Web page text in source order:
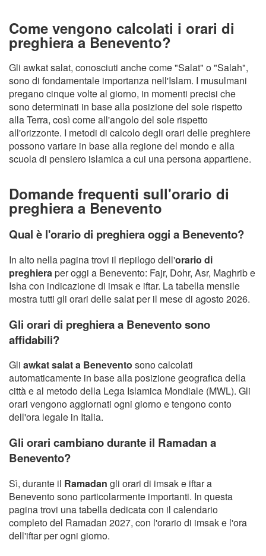
Come vengono calcolati i orari di
preghiera a Benevento?
Gli awkat salat, conosciuti anche come "Salat" o "Salah",
sono di fondamentale importanza nell'Islam. I musulmani
pregano cinque volte al giorno, in momenti precisi che
sono determinati in base alla posizione del sole rispetto
alla Terra, così come all'angolo del sole rispetto
all'orizzonte. I metodi di calcolo degli orari delle preghiere
possono variare in base alla regione del mondo e alla
scuola di pensiero islamica a cui una persona appartiene.
Domande frequenti sull'orario di
preghiera a Benevento
Qual è l'orario di preghiera oggi a Benevento?
In alto nella pagina trovi il riepilogo dell'orario di
preghieraper oggi a Benevento: Fajr, Dohr, Asr, Maghrib e
Isha con indicazione di imsak e iftar. La tabella mensile
mostra tutti gli orari delle salat per il mese di agosto 2026.
Gli orari di preghiera a Benevento sono
affidabili?
Gli awkat salat a Benevento sono calcolati
automaticamente in base alla posizione geografica della
città e al metodo della Lega Islamica Mondiale (MWL). Gli
orari vengono aggiornati ogni giorno e tengono conto
dell'ora legale in Italia.
Gli orari cambiano durante il Ramadan a
Benevento?
Sì, durante il Ramadan gli orari di imsak e iftar a
Benevento sono particolarmente importanti. In questa
pagina trovi una tabella dedicata con il calendario
completo del Ramadan 2027, con l'orario di imsak e l'ora
dell'iftar per ogni giorno.